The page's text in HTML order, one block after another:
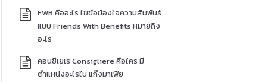
FWB คืออะไร ไขข้อข้องใจความสัมพันธ์
แบบ Friends With Benefits หมายถึง
อะไร
คอนซีเยเร Consigliere คือใคร มี
ตำแหน่งอะไรใน แก๊งมาเฟีย